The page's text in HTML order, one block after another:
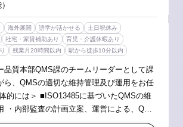
海外展開 語学が活かせる
土日祝休み
社宅・家賃補助あり
育児・介護休暇あり
残業月20時間以内 駅から徒歩10分以内
品質本部QMS課のチームリーダーとして課
ら、QMSの適切な維持管理及び運用をお任
・内部監査の計画立案、運営による、QMS
効性の向上 ・文書管理、マネジメントレビ